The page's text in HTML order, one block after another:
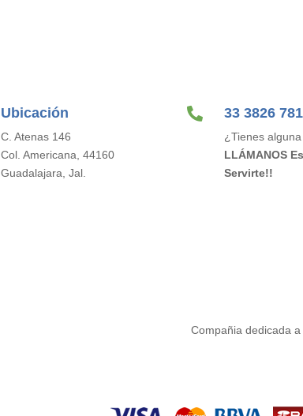
Ubicación
C. Atenas 146
Col. Americana, 44160
Guadalajara, Jal.
 33 3826
¿Tienes
LLÁMANOS
Servirte!!
Compañia dedicada